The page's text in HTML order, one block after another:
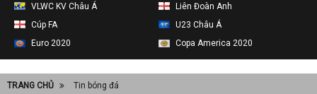
VLWC KV Châu Á
Liên Đoàn Anh
Cúp FA
U23 Châu Á
Euro 2020
Copa America 2020
TRANG CHỦ Tin bóng đá